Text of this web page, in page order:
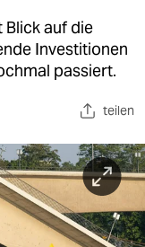
Blick auf die
Investitionen
passiert.
teilen